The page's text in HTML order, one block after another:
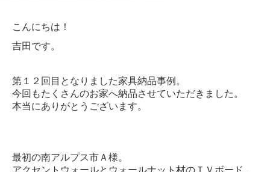
こんにちは！
吉田です。
第１２回目となりました家具納品事例。
今回もたくさんのお家へ納品させていただきました。
本当にありがとうございます。
最初の南アルプス市Ａ様。